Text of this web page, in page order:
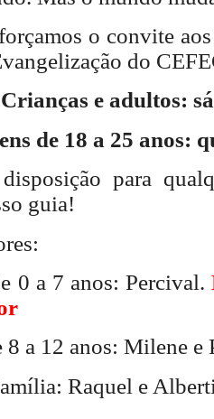
o convite aos
do
Crianças e adultos:
de 18 a 25 anos:
para
guia!
0 a 7 anos: Percival.
8 a 12 anos: Milene e
Raquel e